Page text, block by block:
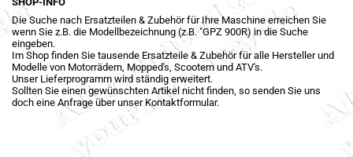
Die Suche nach Ersatzteilen & Zubehör für Ihre Maschine erreichen Sie
wenn Sie z.B. die Modellbezeichnung (z.B. "GPZ 900R) in die Suche
eingeben.
Im Shop finden Sie tausende Ersatzteile & Zubehör für alle Hersteller und
Modelle von Motorrädern, Mopped's, Scootern und ATV's.
Unser Lieferprogramm wird ständig erweitert.
Sollten Sie einen gewünschten Artikel nicht finden, so senden Sie uns
doch eine Anfrage über unser Kontaktformular.